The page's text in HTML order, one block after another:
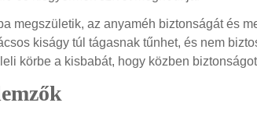
megszületik, az anyaméh biztonságát és
kiságy túl tágasnak tűnhet, és nem
körbe a kisbabát, hogy közben